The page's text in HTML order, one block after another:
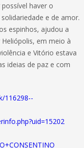
haver o
e de amor.
espinhos, ajudou a
em meio à
e Vitório estava
ideias de paz e com
116298--